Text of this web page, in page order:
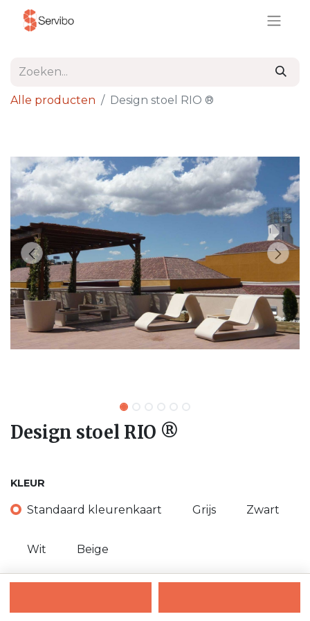
Alle producten Design stoel RIO ®
Design stoel RIO ®
KLEUR
Standaard kleurenkaart Grijs Zwart
Wit Beige